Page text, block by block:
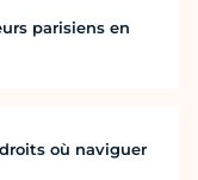
parisiens en
où naviguer